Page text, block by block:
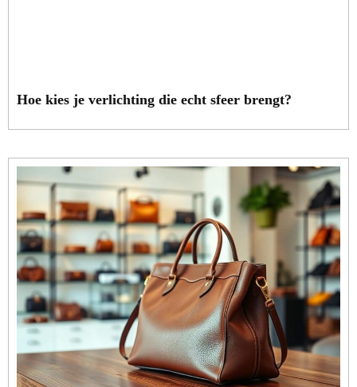
Hoe kies je verlichting die echt sfeer brengt?